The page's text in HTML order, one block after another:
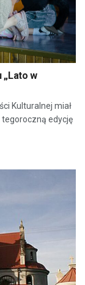
„Lato w
Kulturalnej miał
edycję